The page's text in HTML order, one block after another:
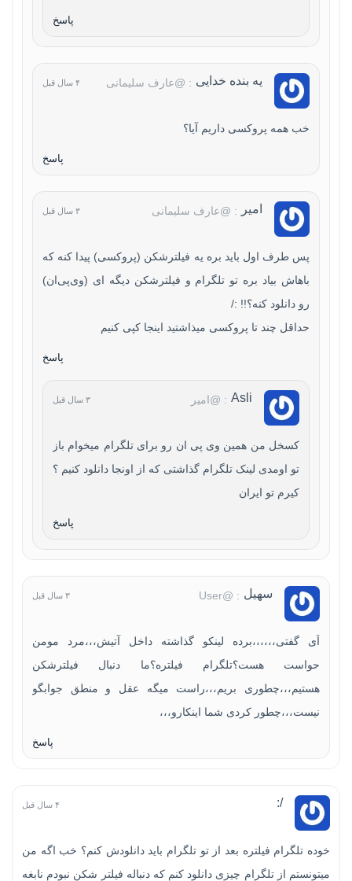
پاسخ
یه بنده خدایی : @عارف سلیمانی ۴ سال قبل
خب همه پروکسی داریم آیا؟
پاسخ
امیر : @عارف سلیمانی ۳ سال قبل
پس طرف اول باید بره یه فیلترشکن (پروکسی) پیدا کنه که
باهاش بیاد بره تو تلگرام و فیلترشکن دیگه ای (وی‌پی‌ان)
رو دانلود کنه؟!! :/
حداقل چند تا پروکسی میذاشتید اینجا کپی کنیم
پاسخ
Asli : @امیر ۳ سال قبل
کسخل من همین وی پی ان رو برای تلگرام میخوام باز
تو اومدی لینک تلگرام گذاشتی که از اونجا دانلود کنیم ؟
کیرم تو ایران
پاسخ
سهیل : @User ۳ سال قبل
اَی گفتی،،،،،،برده لینکو گذاشته داخل آتیش،،،مرد مومن
حواست هست؟تلگرام فیلتره؟ما دنبال فیلترشکن
هستیم،،،چطوری بریم،،،راست میگه عقل و منطق جوابگو
نیست،،،چطور کردی شما اینکارو،،،
پاسخ
/: ۴ سال قبل
خوده تلگرام فیلتره بعد از تو تلگرام باید دانلودش کنم؟ خب اگه من
میتونستم از تلگرام چیزی دانلود کنم که دنباله فیلتر شکن نبودم نابغه